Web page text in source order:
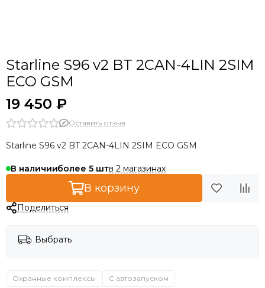
Starline S96 v2 BT 2CAN-4LIN 2SIM
ECO GSM
19 450 ₽
Оставить отзыв
Starline S96 v2 BT 2CAN-4LIN 2SIM ECO GSM
В наличииболее 5 в 2 магазинах
В корзину
Поделиться
Выбрать
Охранные комплексы С автозапуском